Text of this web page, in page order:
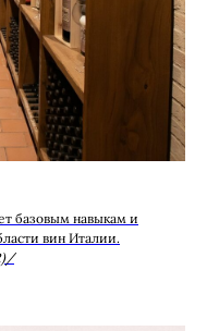
базовым навыкам и
вин Италии.